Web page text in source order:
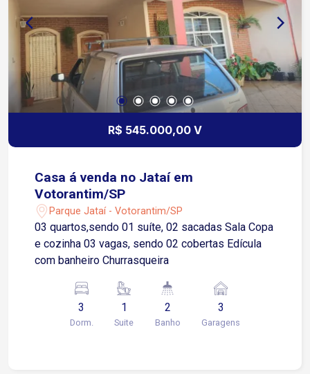
R$ 545.000,00 V
Casa á venda no Jataí em
Votorantim/SP
Parque Jataí - Votorantim/SP
03 quartos,sendo 01 suíte, 02 sacadas Sala Copa
e cozinha 03 vagas, sendo 02 cobertas Edícula
com banheiro Churrasqueira
3
Dorm.
1
Suite
2
Banho
3
Garagens